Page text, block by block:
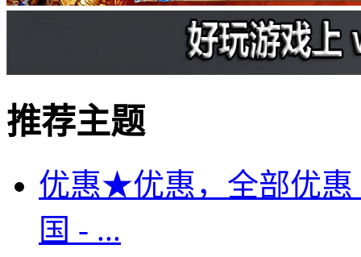
推荐主题
优惠★优惠，全部优惠
国 - ...